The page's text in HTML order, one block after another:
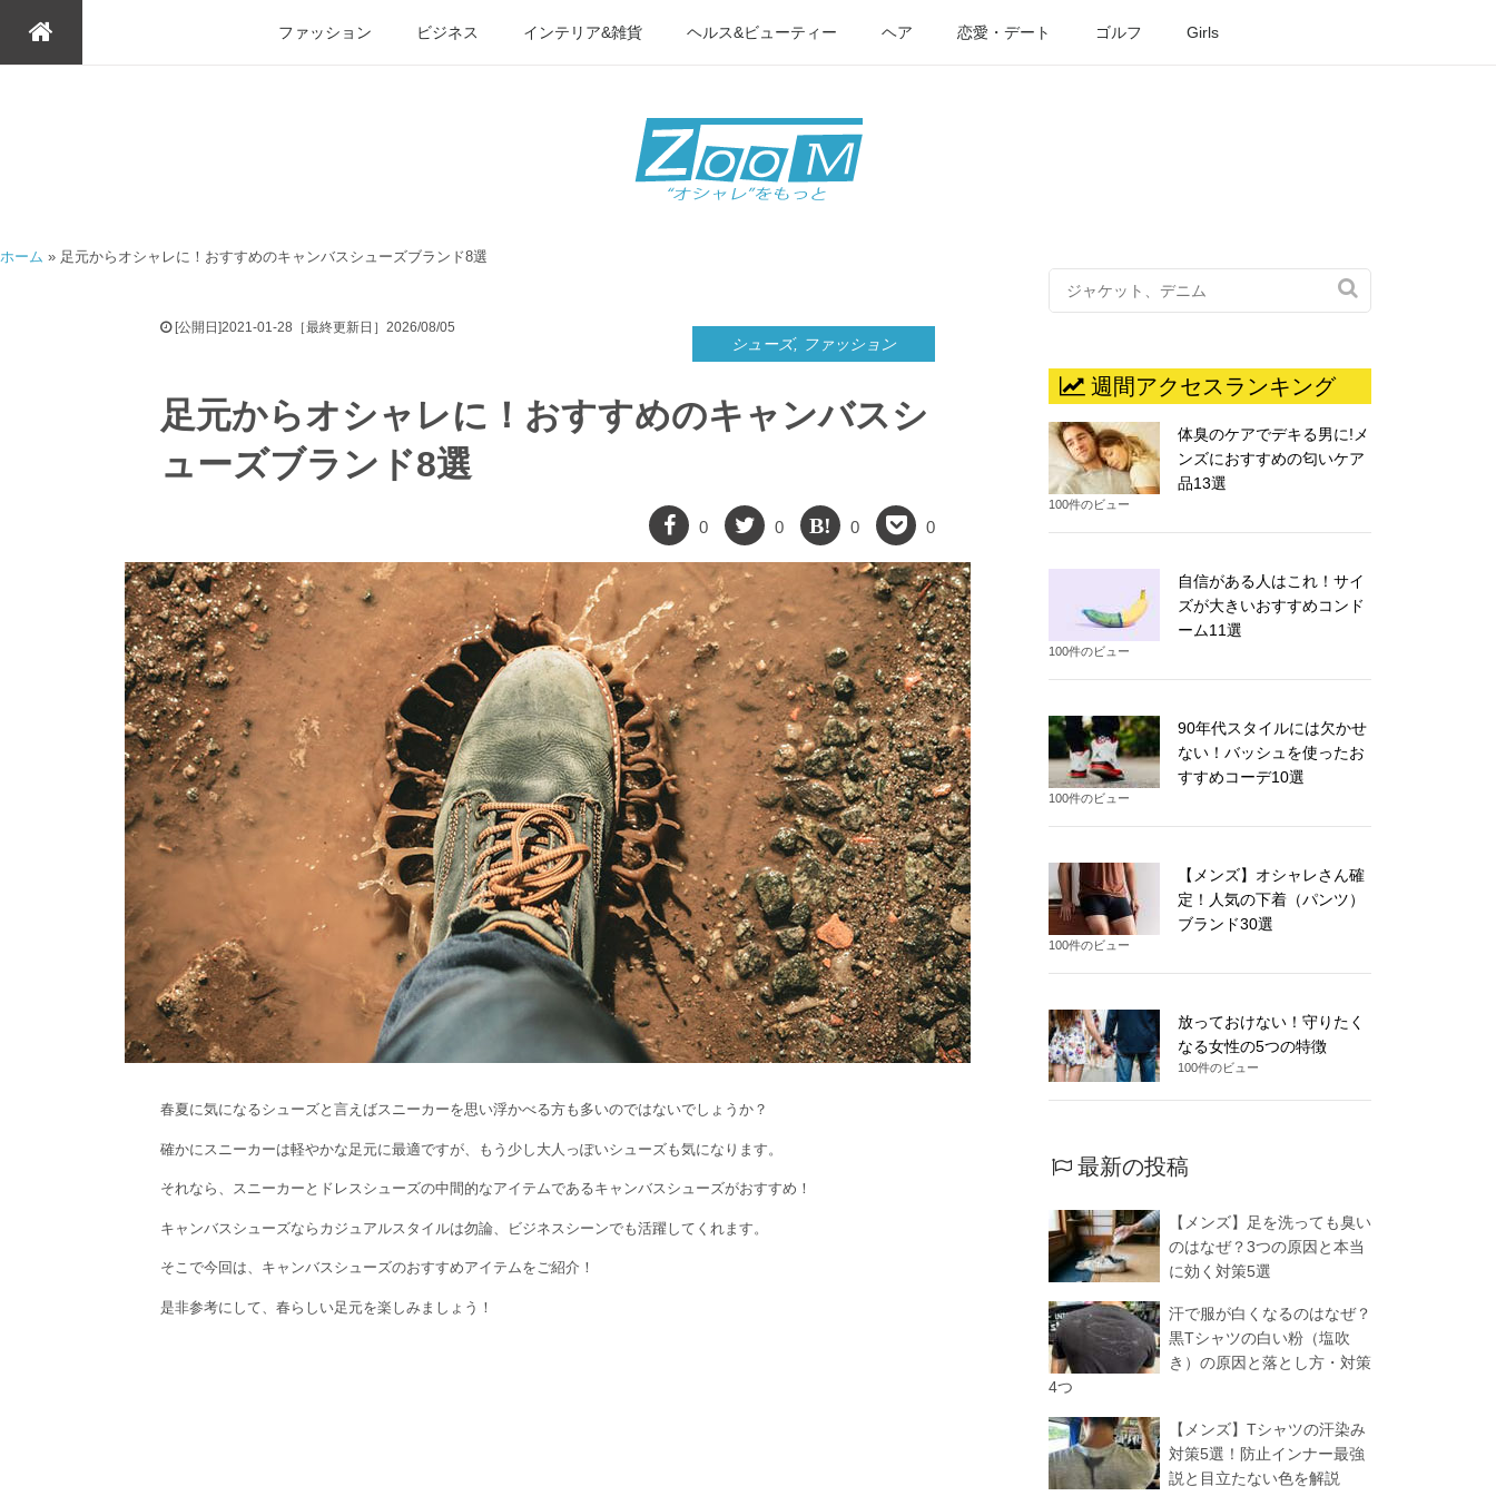
ファッション ビジネス インテリア&雑貨 ヘルス&ビューティー ヘア 恋愛・デート ゴルフ Girls
ホーム » 足元からオシャレに！おすすめのキャンバスシューズブランド8選
[公開日]2021-01-28［最終更新日］2026/08/05
シューズ, ファッション
足元からオシャレに！おすすめのキャンバスシ
ューズブランド8選
0 0 0 0
春夏に気になるシューズと言えばスニーカーを思い浮かべる方も多いのではないでしょうか？
確かにスニーカーは軽やかな足元に最適ですが、もう少し大人っぽいシューズも気になります。
それなら、スニーカーとドレスシューズの中間的なアイテムであるキャンバスシューズがおすすめ！
キャンバスシューズならカジュアルスタイルは勿論、ビジネスシーンでも活躍してくれます。
そこで今回は、キャンバスシューズのおすすめアイテムをご紹介！
是非参考にして、春らしい足元を楽しみましょう！

週間アクセスランキング
体臭のケアでデキる男に!メ
ンズにおすすめの匂いケア
品13選
100件のビュー
自信がある人はこれ！サイ
ズが大きいおすすめコンド
ーム11選
100件のビュー
90年代スタイルには欠かせ
ない！バッシュを使ったお
すすめコーデ10選
100件のビュー
【メンズ】オシャレさん確
定！人気の下着（パンツ）
ブランド30選
100件のビュー
放っておけない！守りたく
なる女性の5つの特徴
100件のビュー
最新の投稿
【メンズ】足を洗っても臭い
のはなぜ？3つの原因と本当
に効く対策5選
汗で服が白くなるのはなぜ？
黒Tシャツの白い粉（塩吹
き）の原因と落とし方・対策
4つ
【メンズ】Tシャツの汗染み
対策5選！防止インナー最強
説と目立たない色を解説